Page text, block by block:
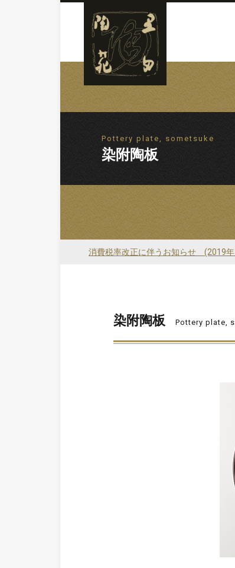
Pottery plate, sometsuke
染附陶板
消費税率改正に伴うお知らせ (2019
染附陶板 Pottery plate,